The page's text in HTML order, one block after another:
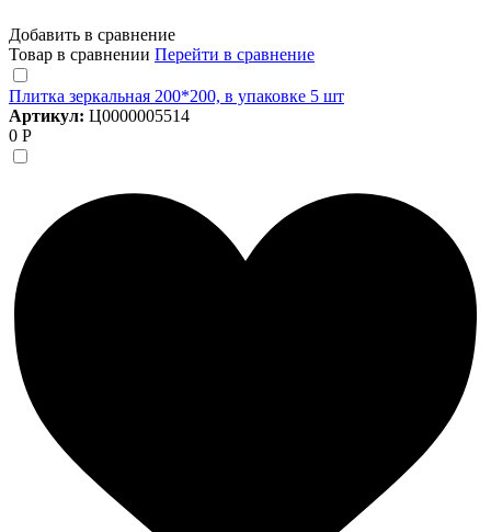
Добавить в сравнение
Товар в сравнении Перейти в сравнение
Плитка зеркальная 200*200, в упаковке 5 шт
Артикул: Ц0000005514
0 Р